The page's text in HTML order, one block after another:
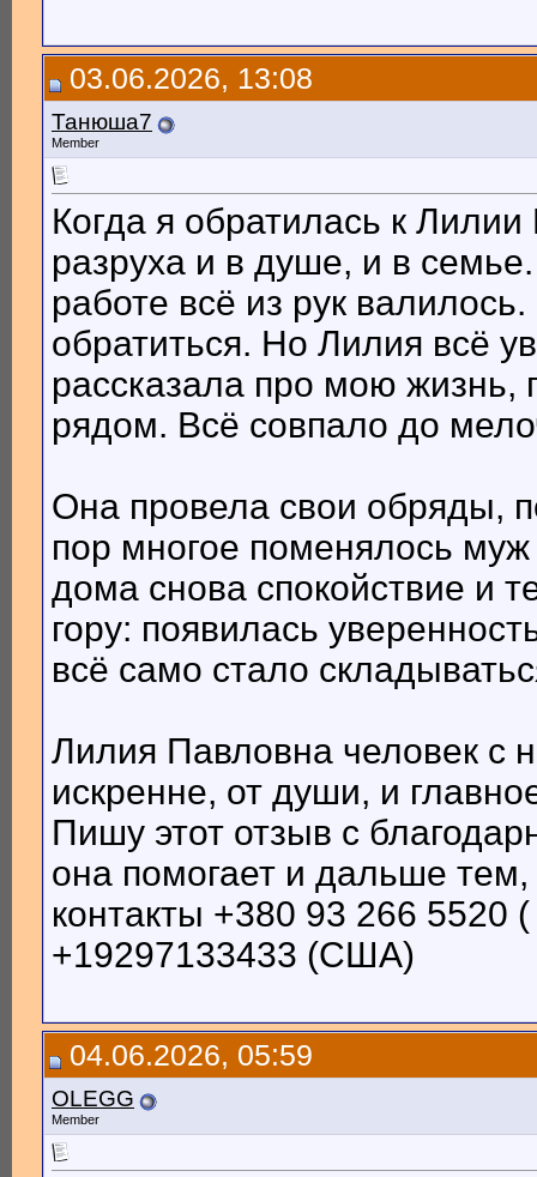
03.06.2026, 13:08
Танюша7
Member
Когда я обратилась к
разруха и в душе, и в
работе всё из рук
обратиться. Но Лилия всё
рассказала про мою
рядом. Всё совпало до
Она провела свои обряды,
пор многое поменялось
дома снова спокойствие и
гору: появилась
всё само стало
Лилия Павловна человек с
искренне, от души, и
Пишу этот отзыв с
она помогает и дальше
контакты +380 93 266 5520 (
+19297133433 (США)
04.06.2026, 05:59
OLEGG
Member